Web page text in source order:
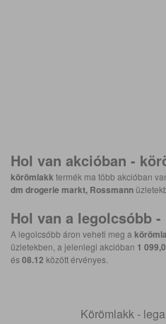
Hol van akcióban -
körömlakktermék ma több akcióban
dm drogerie markt, Rossmann
Hol van a legolcsóbb -
A legolcsóbb áron veheti meg a
üzletekben, a jelenlegi akcióban 1
és08.12 között érvényes.
Körömlakk -